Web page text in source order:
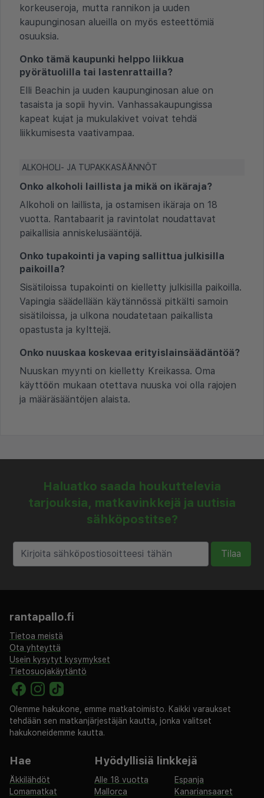
korkeuseroja, mutta rannikon ja uuden
kaupunginosan alueilla on myös esteettömiä
osuuksia.
Onko tämä kaupunki helppo liikkua
pyörätuolilla tai lastenrattailla?
Elli Beachin ja uuden kaupunginosan alue on
tasaista ja sopii hyvin. Vanhassakaupungissa
kapeat kujat ja mukulakivet voivat tehdä
liikkumisesta vaativampaa.
ALKOHOLI- JA TUPAKKASÄÄNNÖT
Onko alkoholi laillista ja mikä on ikäraja?
Alkoholi on laillista, ja ostamisen ikäraja on 18
vuotta. Rantabaarit ja ravintolat noudattavat
paikallisia anniskelusääntöjä.
Onko tupakointi ja vaping sallittua julkisilla
paikoilla?
Sisätiloissa tupakointi on kielletty julkisilla paikoilla.
Vapingia säädellään käytännössä pitkälti samoin
sisätiloissa, ja ulkona noudatetaan paikallista
opastusta ja kylttejä.
Onko nuuskaa koskevaa erityislainsäädäntöä?
Nuuskan myynti on kielletty Kreikassa. Oma
käyttöön mukaan otettava nuuska voi olla rajojen
ja määräsääntöjen alaista.
Haluatko saada houkuttelevia
tarjouksia, matkavinkkejä ja uutisia
sähköpostitse?
Tilaa
rantapallo.fi
Tietoa meistä
Ota yhteyttä
Usein kysytyt kysymykset
Tietosuojakäytäntö
Olemme hakukone, emme matkatoimisto. Kaikki varaukset
tehdään sen matkanjärjestäjän kautta, jonka valitset
hakukoneidemme kautta.
Hae
Äkkilähdöt
Lomamatkat
Hyödyllisiä linkkejä
Alle 18 vuotta
Espanja
Mallorca
Kanariansaaret